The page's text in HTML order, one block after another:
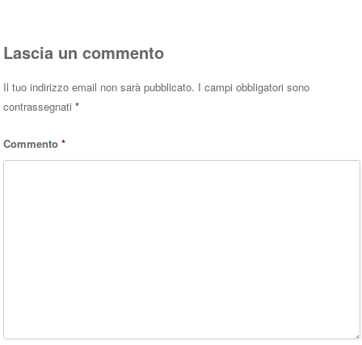
Lascia un commento
Il tuo indirizzo email non sarà pubblicato. I campi obbligatori sono
contrassegnati*
Commento*